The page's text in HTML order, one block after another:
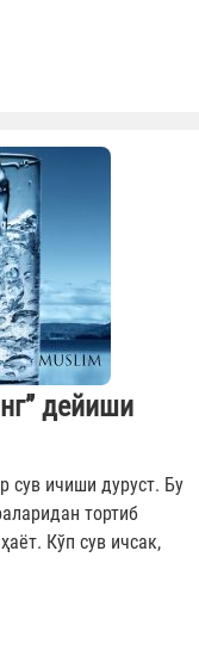
дейиши
сув ичиши дуруст. Бу
тортиб
Кўп сув ичсак,